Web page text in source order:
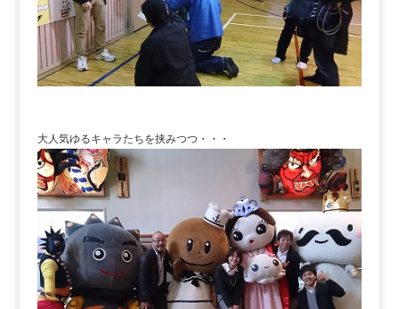
大人気ゆるキャラたちを挟みつつ・・・